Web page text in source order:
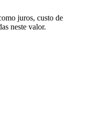
juros, custo de
neste valor.